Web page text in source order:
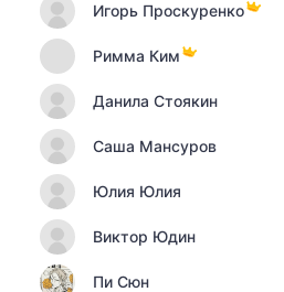
Игорь Проскуренко
Римма Ким
Данила Стоякин
Саша Мансуров
Юлия Юлия
Виктор Юдин
Пи Сюн